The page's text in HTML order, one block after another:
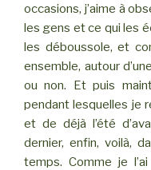
occasions, j’aime à
les gens et ce qui les
les déboussole, et
ensemble, autour
ou non. Et puis
pendant lesquelles je
et de déjà l’été
dernier, enfin, voilà,
temps. Comme je